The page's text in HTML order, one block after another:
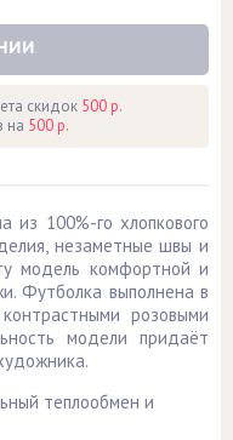
скидок 500 р.
на 500 р.
из 100%-го хлопкового
незаметные швы и
модель комфортной и
Футболка выполнена в
розовыми
модели придаёт
теплообмен и